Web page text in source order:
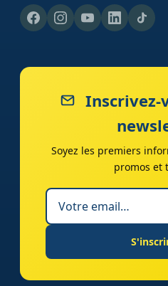
Inscrivez-
Soyez les premiers
promos et